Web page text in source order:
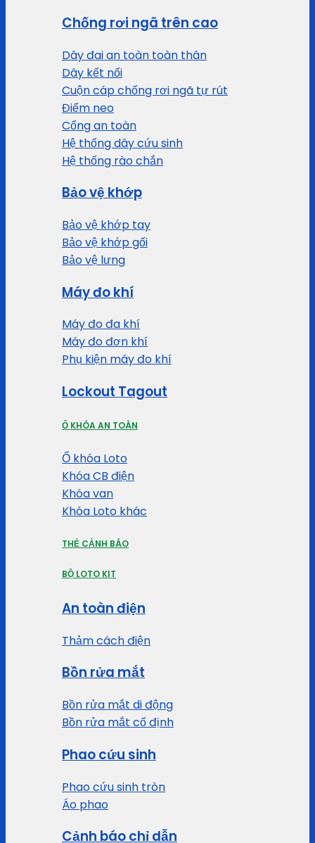
Chống rơi ngã trên cao
Dây đai an toàn toàn thân
Dây kết nối
Cuộn cáp chống rơi ngã tự rút
Điểm neo
Cổng an toàn
Hệ thống dây cứu sinh
Hệ thống rào chắn
Bảo vệ khớp
Bảo vệ khớp tay
Bảo vệ khớp gối
Bảo vệ lưng
Máy đo khí
Máy đo đa khí
Máy đo đơn khí
Phụ kiện máy đo khí
Lockout Tagout
Ổ KHÓA AN TOÀN
Ổ khóa Loto
Khóa CB điện
Khóa van
Khóa Loto khác
THẺ CẢNH BÁO
BỘ LOTO KIT
An toàn điện
Thảm cách điện
Bồn rửa mắt
Bồn rửa mắt di động
Bồn rửa mắt cố định
Phao cứu sinh
Phao cứu sinh tròn
Áo phao
Cảnh báo chỉ dẫn